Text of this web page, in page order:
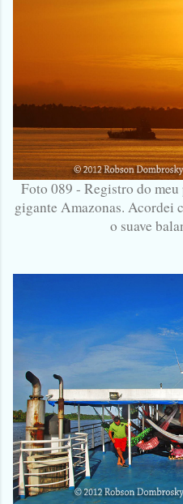
Foto 089 - Registro do
gigante Amazonas. Acordei
o suave